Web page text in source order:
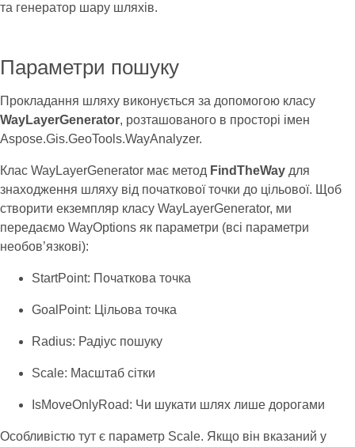
та генератор шару шляхів.
Параметри пошуку
Прокладання шляху виконується за допомогою класу
WayLayerGenerator, розташованого в просторі імен
Aspose.Gis.GeoTools.WayAnalyzer.
Клас WayLayerGenerator має метод FindTheWay для
знаходження шляху від початкової точки до цільової. Щоб
створити екземпляр класу WayLayerGenerator, ми
передаємо WayOptions як параметри (всі параметри
необов’язкові):
StartPoint: Початкова точка
GoalPoint: Цільова точка
Radius: Радіус пошуку
Scale: Масштаб сітки
IsMoveOnlyRoad: Чи шукати шлях лише дорогами
Особливістю тут є параметр Scale. Якщо він вказаний у